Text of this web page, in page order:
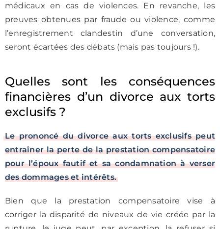
médicaux en cas de violences. En revanche, les
preuves obtenues par fraude ou violence, comme
l’enregistrement clandestin d’une conversation,
seront écartées des débats (mais pas toujours !).
Quelles sont les conséquences
financières d’un divorce aux torts
exclusifs ?
Le prononcé du divorce aux torts exclusifs peut
entraîner la perte de la prestation compensatoire
pour l’époux fautif et sa condamnation à verser
des dommages et intérêts.
Bien que la prestation compensatoire vise à
corriger la disparité de niveaux de vie créée par la